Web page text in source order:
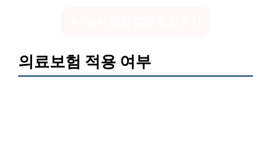
의료보험 적용 여부